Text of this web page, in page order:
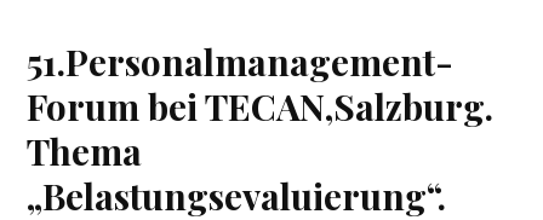
51.Personalmanagement-
Forum bei TECAN,Salzburg.
Thema
„Belastungsevaluierung“.